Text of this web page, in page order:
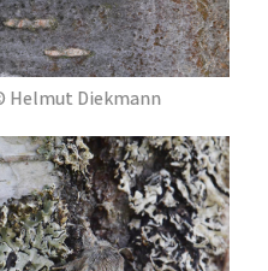
Helmut Diekmann